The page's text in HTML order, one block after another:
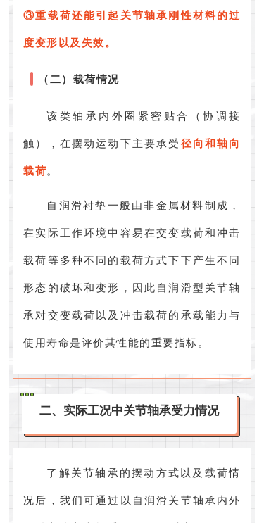
③重载荷还能引起关节轴承刚性材料的过
度变形以及失效。
（二）载荷情况
该类轴承内外圈紧密贴合（协调接
触），在摆动运动下主要承受 径向和轴向
载荷。
自润滑衬垫一般由非金属材料制成，
在实际工作环境中容易在交变载荷和冲击
载荷等多种不同的载荷方式下下产生不同
形态的破坏和变形，因此自润滑型关节轴
承对交变载荷以及冲击载荷的承载能力与
使用寿命是评价其性能的重要指标。
二、实际工况中关节轴承受力情况
了解关节轴承的摆动方式以及载荷情
况后，我们可通过以自润滑关节轴承内外